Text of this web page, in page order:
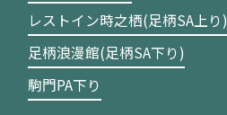
レストイン時之栖(足柄SA上り)
足柄浪漫館(足柄SA下り)
駒門PA下り